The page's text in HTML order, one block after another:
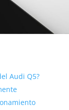
Audi Q5?